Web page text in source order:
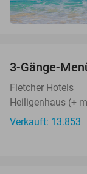
3-Gänge-
Fletcher Hotels
Heiligenhaus (+
Verkauft: 13.853